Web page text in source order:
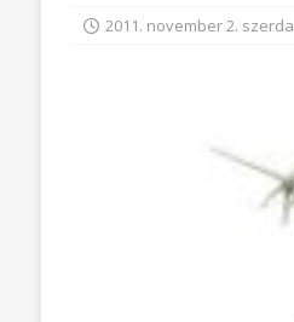
2011. november 2. szerda